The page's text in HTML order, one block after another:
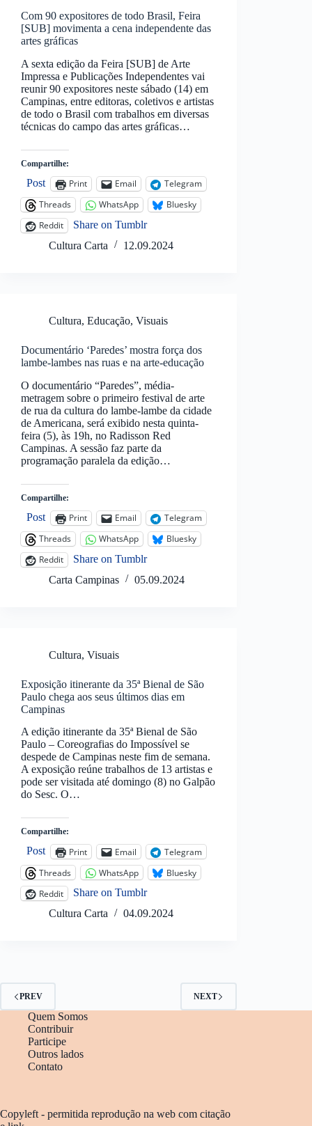
Com 90 expositores de todo Brasil, Feira
[SUB] movimenta a cena independente das
artes gráficas
A sexta edição da Feira [SUB] de Arte
Impressa e Publicações Independentes vai
reunir 90 expositores neste sábado (14) em
Campinas, entre editoras, coletivos e artistas
de todo o Brasil com trabalhos em diversas
técnicas do campo das artes gráficas…
Compartilhe:
Post Print Email
Telegram
Threads
WhatsApp
Bluesky
Reddit
Share on Tumblr
Cultura Carta
12.09.2024
Cultura, Educação, Visuais
Documentário ‘Paredes’ mostra força dos
lambe-lambes nas ruas e na arte-educação
O documentário “Paredes”, média-
metragem sobre o primeiro festival de arte
de rua da cultura do lambe-lambe da cidade
de Americana, será exibido nesta quinta-
feira (5), às 19h, no Radisson Red
Campinas. A sessão faz parte da
programação paralela da edição…
Compartilhe:
Post Print Email
Telegram
Threads
WhatsApp
Bluesky
Reddit
Share on Tumblr
Carta Campinas
05.09.2024
Cultura, Visuais
Exposição itinerante da 35ª Bienal de São
Paulo chega aos seus últimos dias em
Campinas
A edição itinerante da 35ª Bienal de São
Paulo – Coreografias do Impossível se
despede de Campinas neste fim de semana.
A exposição reúne trabalhos de 13 artistas e
pode ser visitada até domingo (8) no Galpão
do Sesc. O…
Compartilhe:
Post Print Email
Telegram
Threads
WhatsApp
Bluesky
Reddit
Share on Tumblr
Cultura Carta
04.09.2024
PREV NEXT
Quem Somos
Contribuir
Participe
Outros lados
Contato
Copyleft - permitida reprodução na web com citação